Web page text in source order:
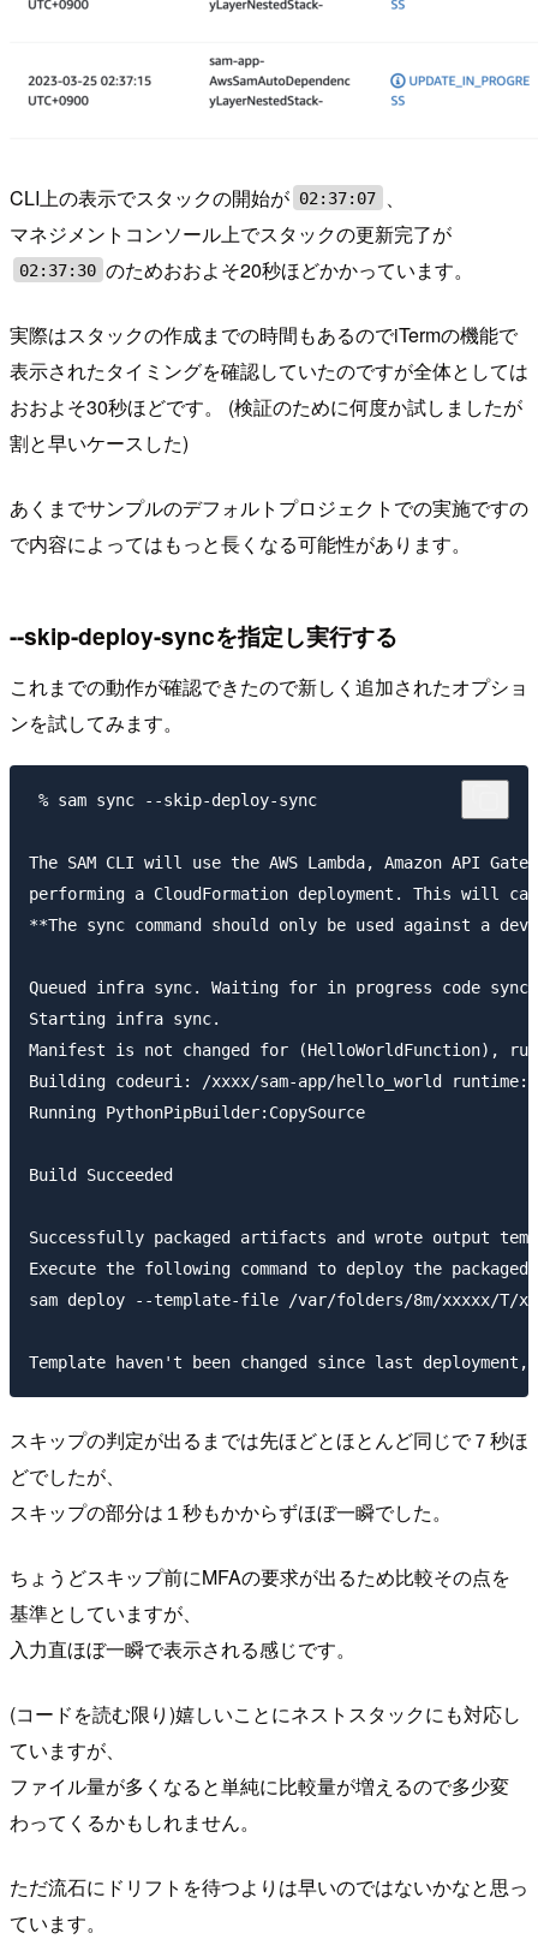
CLI上の表示でスタックの開始が 02:37:07
、
マネジメントコンソール上でスタックの更新完了が
02:37:30 のためおおよそ20秒ほどかかっています。
実際はスタックの作成までの時間もあるのでiTermの機能で
表示されたタイミングを確認していたのですが全体としては
おおよそ30秒ほどです。 (検証のために何度か試しましたが
割と早いケースした)
あくまでサンプルのデフォルトプロジェクトでの実施ですの
で内容によってはもっと長くなる可能性があります。
--skip-deploy-syncを指定し実行する
これまでの動作が確認できたので新しく追加されたオプショ
ンを試してみます。
% sam sync --skip-deploy-sync
The SAM CLI will use the AWS Lambda, Amazon API
performing a CloudFormation deployment. This will
**The sync command should only be used against a
Queued infra sync. Waiting for in progress code
Starting infra sync.
Manifest is not changed for (HelloWorldFunction),
Building codeuri: /xxxx/sam-app/hello_world
Running PythonPipBuilder:CopySource
Build Succeeded
Successfully packaged artifacts and wrote output
Execute the following command to deploy the packaged
sam deploy --template-file /var/folders/8m/xxxxx/T/xxxxx
スキップの判定が出るまでは先ほどとほとんど同じで７秒ほ
どでしたが、
スキップの部分は１秒もかからずほぼ一瞬でした。
ちょうどスキップ前にMFAの要求が出るため比較その点を
基準としていますが、
入力直ほぼ一瞬で表示される感じです。
(コードを読む限り)嬉しいことにネストスタックにも対応し
ていますが、
ファイル量が多くなると単純に比較量が増えるので多少変
わってくるかもしれません。
ただ流石にドリフトを待つよりは早いのではないかなと思っ
ています。